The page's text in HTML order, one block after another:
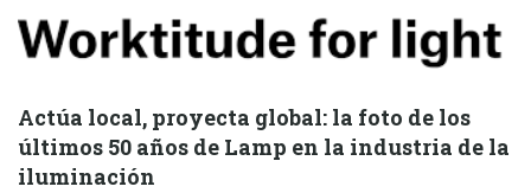
Actúa local, proyecta global: la foto de los
últimos 50 años de Lamp en la industria de la
iluminación